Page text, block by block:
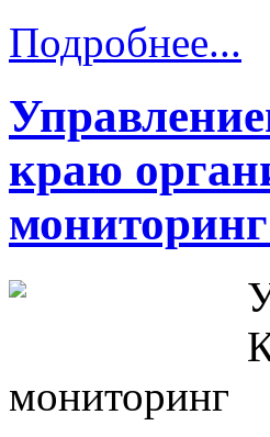
Подробнее...
краю